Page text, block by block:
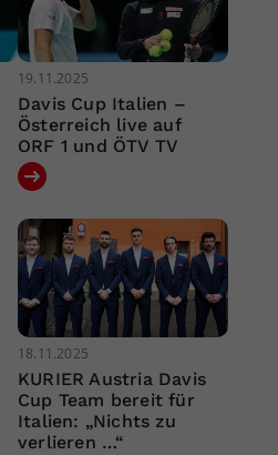
19.11.2025
Davis Cup Italien –
Österreich live auf
ORF 1 und ÖTV TV
18.11.2025
KURIER Austria Davis
Cup Team bereit für
Italien: „Nichts zu
verlieren …“